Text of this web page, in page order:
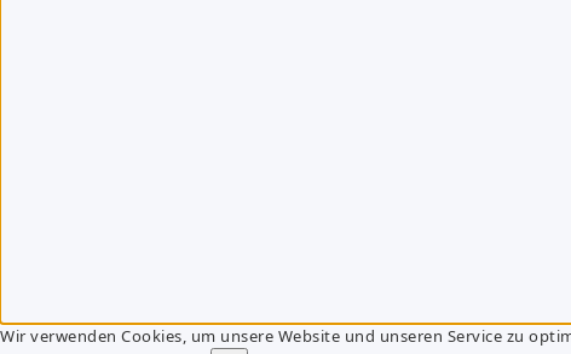
Wir verwenden Cookies, um unsere Website und unseren Service zu